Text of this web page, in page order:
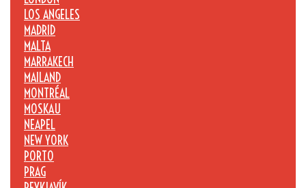
LOS ANGELES
MADRID
MALTA
MARRAKECH
MAILAND
MONTRÉAL
MOSKAU
NEAPEL
NEW YORK
PORTO
PRAG